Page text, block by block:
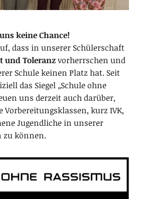
keine Chance!
dass in unserer Schülerschaft
und Toleranzvorherrschen und
Schule keinen Platz hat. Seit
das Siegel „Schule ohne
uns derzeit auch darüber,
kurz IVK,
Jugendliche in unserer
zu können.